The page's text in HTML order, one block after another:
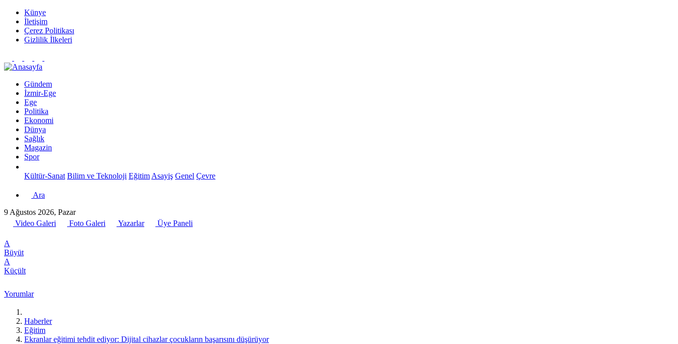
Künye
İletişim
Çerez Politikası
Gizlilik İlkeleri
Gündem
İzmir-Ege
Ege
Politika
Ekonomi
Dünya
Sağlık
Magazin
Spor
Kültür-Sanat Bilim ve Teknoloji Eğitim Asayiş Genel Çevre
Ara
9 Ağustos 2026, Pazar
Video Galeri
Foto Galeri Yazarlar Üye Paneli
A
Büyüt
A
Küçült
Yorumlar
Haberler
Eğitim
Ekranlar eğitimi tehdit ediyor: Dijital cihazlar çocukların başarısını düşürüyor